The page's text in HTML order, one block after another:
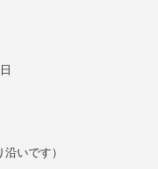
いです）